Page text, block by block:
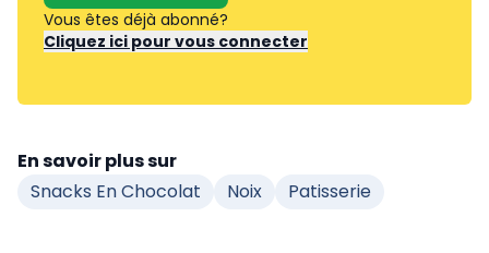
Vous êtes déjà abonné?
Cliquez ici pour vous connecter
En savoir plus sur
Snacks En Chocolat
Noix Patisserie